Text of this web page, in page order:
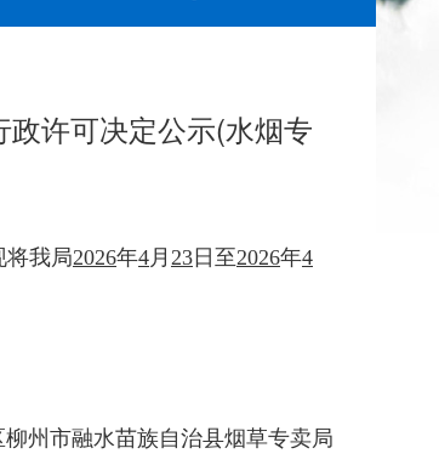
许可决定公示(水烟专
将我局2026年4月 23 日至2026年4
州市融水苗族自治县烟草专卖局